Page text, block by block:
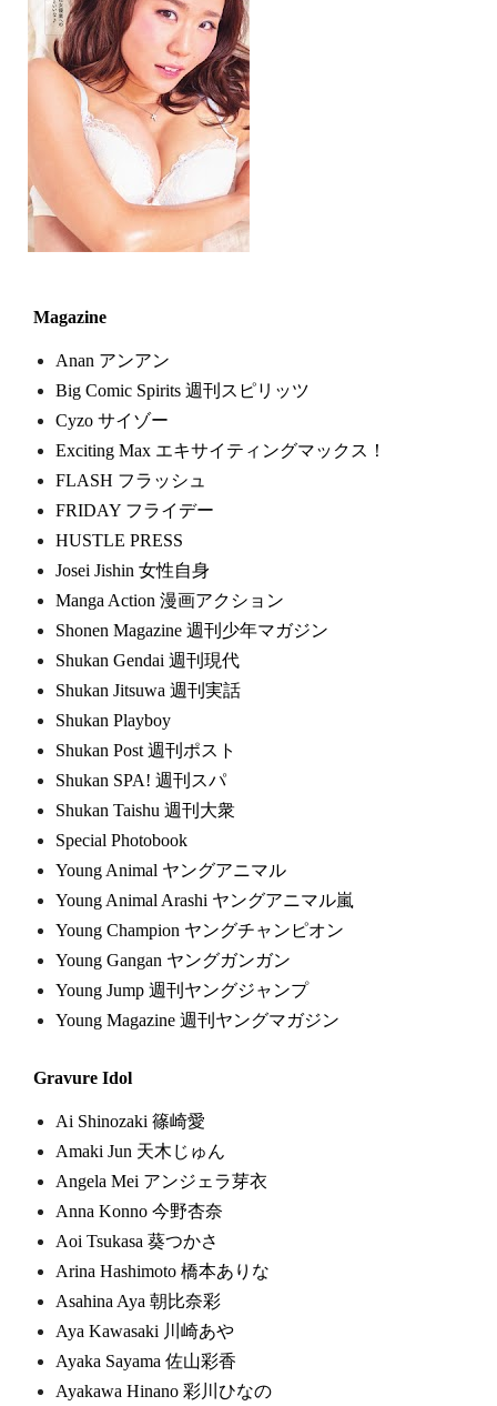
Magazine
Anan アンアン
Big Comic Spirits 週刊スピリッツ
Cyzo サイゾー
Exciting Max エキサイティングマックス！
FLASH フラッシュ
FRIDAY フライデー
HUSTLE PRESS
Josei Jishin 女性自身
Manga Action 漫画アクション
Shonen Magazine 週刊少年マガジン
Shukan Gendai 週刊現代
Shukan Jitsuwa 週刊実話
Shukan Playboy
Shukan Post 週刊ポスト
Shukan SPA! 週刊スパ
Shukan Taishu 週刊大衆
Special Photobook
Young Animal ヤングアニマル
Young Animal Arashi ヤングアニマル嵐
Young Champion ヤングチャンピオン
Young Gangan ヤングガンガン
Young Jump 週刊ヤングジャンプ
Young Magazine 週刊ヤングマガジン
Gravure Idol
Ai Shinozaki 篠崎愛
Amaki Jun 天木じゅん
Angela Mei アンジェラ芽衣
Anna Konno 今野杏奈
Aoi Tsukasa 葵つかさ
Arina Hashimoto 橋本ありな
Asahina Aya 朝比奈彩
Aya Kawasaki 川崎あや
Ayaka Sayama 佐山彩香
Ayakawa Hinano 彩川ひなの